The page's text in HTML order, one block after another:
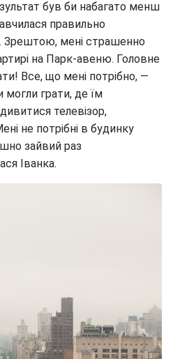
був би набагато менш
правильно
Зрештою, мені страшенно
на Парк-авеню. Головне
Все, що мені потрібно, —
могли грати, де їм
телевізор,
не потрібні в будинку
зайвий раз
Іванка.